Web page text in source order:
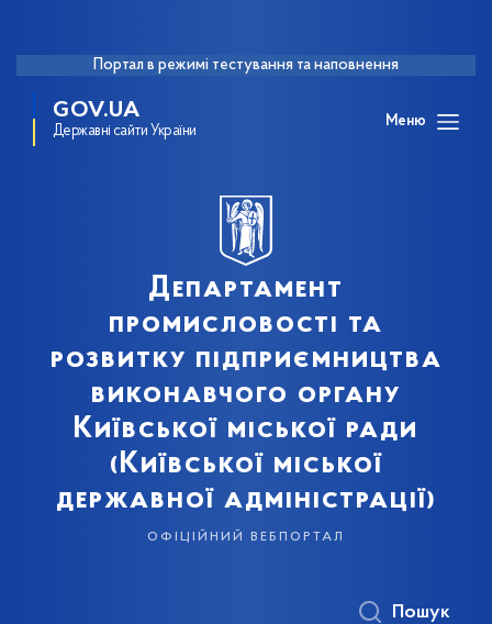
Портал в режимі тестування та наповнення
GOV.UA
Державні сайти України
Меню
Департамент
промисловості та
розвитку підприємництва
виконавчого органу
Київської міської ради
(Київської міської
державної адміністрації)
офіційний вебпортал
Пошук